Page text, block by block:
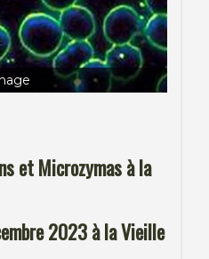
et Microzymas à la
2023 à la Vieille